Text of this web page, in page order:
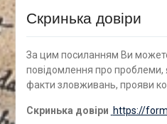
Скринька довіри
За цим посиланням Ви
повідомлення про проблеми,
факти зловживань, прояви
Скринька довіри https://